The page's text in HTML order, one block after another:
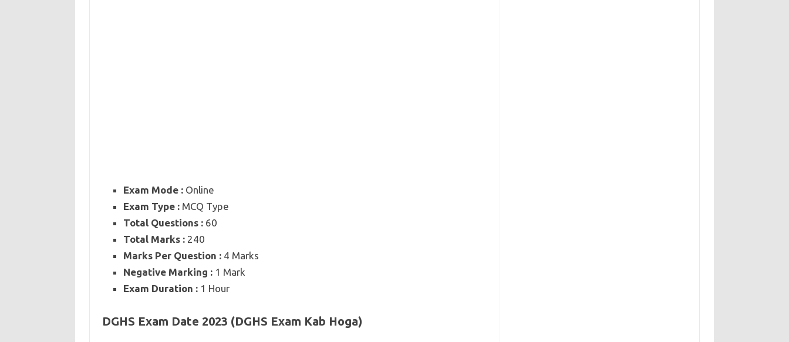
Exam Mode : Online
Exam Type : MCQ Type
Total Questions :60
Total Marks : 240
Marks Per Question : 4 Marks
Negative Marking : 1 Mark
Exam Duration : 1 Hour
DGHS Exam Date 2023 (DGHS Exam Kab Hoga)